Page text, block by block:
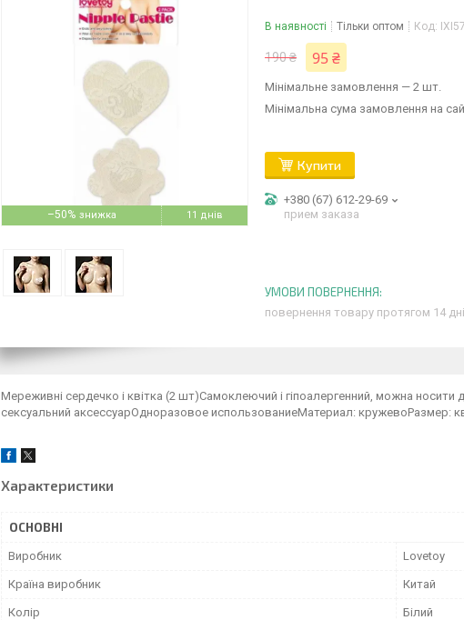
–50% 11 днів
В наявності Тільки оптом Код:
190 ₴ 95 ₴
Мінімальне замовлення — 2 шт.
Мінімальна сума замовлення на
Купити
+380 (67) 612-29-69
прием заказа
повернення товару протягом 14
Мереживні сердечко і квітка (2 шт)Самоклеючий і гіпоалергенний, можна
сексуальний аксессуарОдноразовое использованиеМатериал: кружевоРазмер:
Характеристики
ОСНОВНІ
Виробник Lovetoy
Країна виробник Китай
Колір Білий